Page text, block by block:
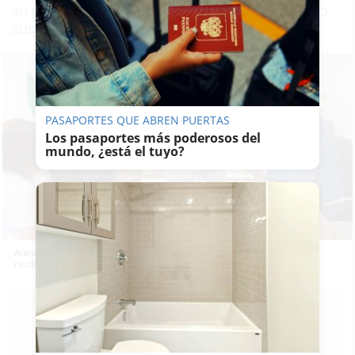
su propia empresa, mientras sigue cursando
sus estudios de primero de Bachillerato
Alejandro, un joven de Vejer que fundó su empresa con 14 años,
recibido por responsables del Ayuntamiento de Vejer.
LAVOZDELSUR.ES
19/09/2021 Actualizado: 19/09/2021 - 21:19
PASAPORTES QUE ABREN PUERTAS
Los pasaportes más poderosos del
mundo, ¿está el tuyo?